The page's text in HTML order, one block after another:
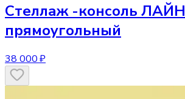
Стеллаж -консоль ЛАЙН
прямоугольный
38 000 ₽